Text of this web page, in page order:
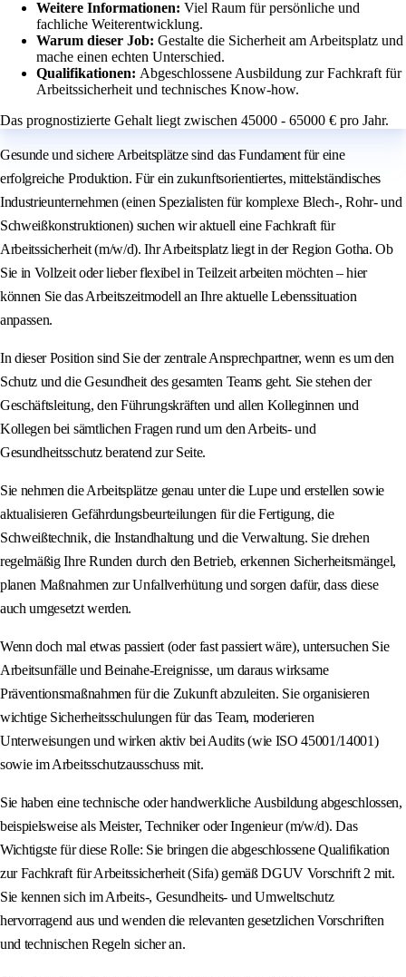
Weitere Informationen: Viel Raum für persönliche und
fachliche Weiterentwicklung.
Warum dieser Job: Gestalte die Sicherheit am Arbeitsplatz und
mache einen echten Unterschied.
Qualifikationen: Abgeschlossene Ausbildung zur Fachkraft für
Arbeitssicherheit und technisches Know-how.
Das prognostizierte Gehalt liegt zwischen 45000 - 65000 € pro Jahr.
Gesunde und sichere Arbeitsplätze sind das Fundament für eine
erfolgreiche Produktion. Für ein zukunftsorientiertes, mittelständisches
Industrieunternehmen (einen Spezialisten für komplexe Blech-, Rohr- und
Schweißkonstruktionen) suchen wir aktuell eine Fachkraft für
Arbeitssicherheit (m/w/d). Ihr Arbeitsplatz liegt in der Region Gotha. Ob
Sie in Vollzeit oder lieber flexibel in Teilzeit arbeiten möchten – hier
können Sie das Arbeitszeitmodell an Ihre aktuelle Lebenssituation
anpassen.
In dieser Position sind Sie der zentrale Ansprechpartner, wenn es um den
Schutz und die Gesundheit des gesamten Teams geht. Sie stehen der
Geschäftsleitung, den Führungskräften und allen Kolleginnen und
Kollegen bei sämtlichen Fragen rund um den Arbeits- und
Gesundheitsschutz beratend zur Seite.
Sie nehmen die Arbeitsplätze genau unter die Lupe und erstellen sowie
aktualisieren Gefährdungsbeurteilungen für die Fertigung, die
Schweißtechnik, die Instandhaltung und die Verwaltung. Sie drehen
regelmäßig Ihre Runden durch den Betrieb, erkennen Sicherheitsmängel,
planen Maßnahmen zur Unfallverhütung und sorgen dafür, dass diese
auch umgesetzt werden.
Wenn doch mal etwas passiert (oder fast passiert wäre), untersuchen Sie
Arbeitsunfälle und Beinahe-Ereignisse, um daraus wirksame
Präventionsmaßnahmen für die Zukunft abzuleiten. Sie organisieren
wichtige Sicherheitsschulungen für das Team, moderieren
Unterweisungen und wirken aktiv bei Audits (wie ISO 45001/14001)
sowie im Arbeitsschutzausschuss mit.
Sie haben eine technische oder handwerkliche Ausbildung abgeschlossen,
beispielsweise als Meister, Techniker oder Ingenieur (m/w/d). Das
Wichtigste für diese Rolle: Sie bringen die abgeschlossene Qualifikation
zur Fachkraft für Arbeitssicherheit (Sifa) gemäß DGUV Vorschrift 2 mit.
Sie kennen sich im Arbeits-, Gesundheits- und Umweltschutz
hervorragend aus und wenden die relevanten gesetzlichen Vorschriften
und technischen Regeln sicher an.